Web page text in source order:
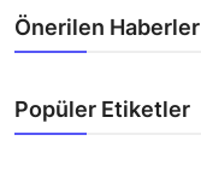
Önerilen Haberler
Popüler Etiketler